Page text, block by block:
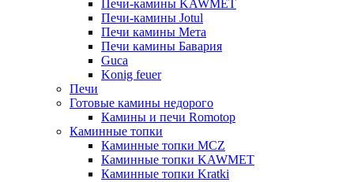
Печи-камины KAWMET
Печи-камины Jotul
Печи камины Мета
Печи камины Бавария
Guca
Konig feuer
Печи
Готовые камины недорого
Камины и печи Romotop
Каминные топки
Каминные топки MCZ
Каминные топки KAWMET
Каминные топки Kratki